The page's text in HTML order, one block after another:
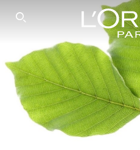
SEARCH THIS SITE